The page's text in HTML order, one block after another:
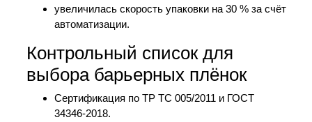
увеличилась скорость упаковки на 30 % за счёт
автоматизации.
Контрольный список для
выбора барьерных плёнок
Сертификация по ТР ТС 005/2011 и ГОСТ
34346-2018.